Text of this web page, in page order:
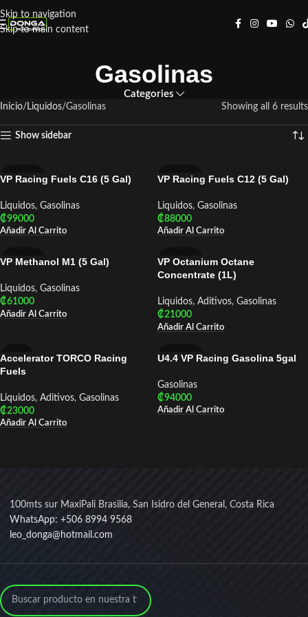
Skip to navigation
Skip to main content
Gasolinas
Categories
Inicio Liquidos Gasolinas Showing all 6 results
Show sidebar
VP RACING
VP Racing Fuels C16 (5 Gal)
Liquidos, Gasolinas
₡99000
Añadir Al Carrito
VP RACING
VP Racing Fuels C12 (5 Gal)
Liquidos, Gasolinas
₡88000
Añadir Al Carrito
VP RACING
VP Methanol M1 (5 Gal)
Liquidos, Gasolinas
₡61000
Añadir Al Carrito
VP RACING
VP Octanium Octane
Concentrate (1L)
Liquidos, Aditivos, Gasolinas
₡21000
Añadir Al Carrito
TORCO
Accelerator TORCO Racing
Fuels
Liquidos, Aditivos, Gasolinas
₡23000
Añadir Al Carrito
VP RACING
U4.4 VP Racing Gasolina 5gal
Gasolinas
₡94000
Añadir Al Carrito
100mts sur MaxiPali Brasilia, San Isidro del General, Costa Rica
WhatsApp: +506 8994 9568
leo_donga@hotmail.com